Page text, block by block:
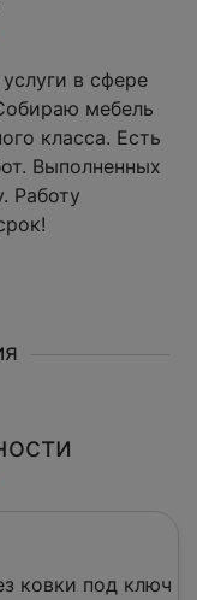
в сфере
мебель
класса. Есть
Выполненных
Работу
ковки под ключ